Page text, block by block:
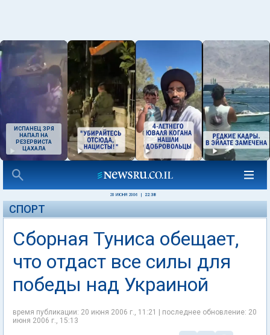
ИСПАНЕЦ ЗРЯ
НАПАЛ НА
РЕЗЕРВИСТА
ЦАХАЛА
20 ИЮНЯ 2006 22:38
СПОРТ
Сборная Туниса обещает,
что отдаст все силы для
победы над Украиной
время публикации: 20 июня 2006 г., 11:21 | последнее обновление: 20
июня 2006 г., 15:13